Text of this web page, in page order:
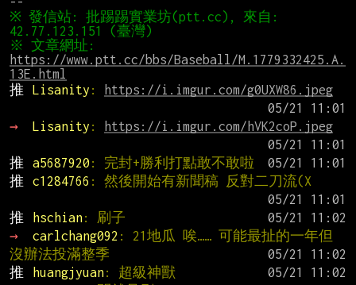
※ 發信站: 批踢踢實業坊(ptt.cc), 來自:
https://www.ptt.cc/bbs/Baseball/M.1779332425.A.
13E.html
推
Lisanity :
https://i.imgur.com/g0UXW86.jpeg
→
Lisanity :
https://i.imgur.com/hVK2coP.jpeg
推
a5687920 : 完封+勝利打點敢不敢啦
推
c1284766 : 然後開始有新聞稿 反對二刀流(X
推
hschian: 刷子
→
carlchang092 : 21地瓜 唉…… 可能最扯的一年但
沒辦法投滿整季
推
huangjyuan: 超級神獸